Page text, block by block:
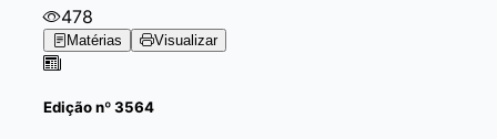
478
Matérias Visualizar
Ediçãonº 3564